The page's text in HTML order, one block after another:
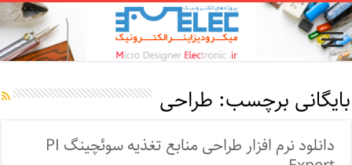
بایگانی برچسب: طراحی
دانلود نرم افزار طراحی منابع تغذیه سوئچینگ PI